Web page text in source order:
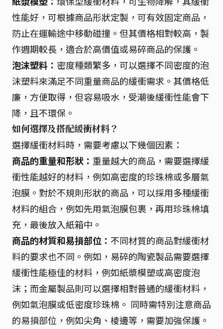
性能好，可根據商品形狀定製，可有效固定商品，
防止在運輸途中移動碰撞。但其價格相對較高，製
作週期較長，適合於高價值或易碎商品的保護。
泡沫塑料： 密度種類繁多，可以選擇不同密度的泡
沫塑料來滿足不同重量商品的緩衝需求。其價格低
廉，方便取得，但容易吸水，受潮後緩衝性能會下
降，且不環保。
如何選擇及搭配緩衝材料？
選擇緩衝材料時，需要考慮以下幾個因素：
商品的重量和形狀： 重量越大的商品，需要選擇緩
衝性能越好的材料，例如高密度的珍珠棉或多層氣
泡膜。對於不規則形狀的商品，可以採用多種緩衝
材料的組合，例如先用氣泡膜包裹，再用珍珠棉填
充，最後放入紙箱中。
商品的材質和易損部位： 不同材質的商品對緩衝材
料的要求也不同。例如，易碎的陶瓷製品需要選擇
緩衝性能極佳的材料，例如紙漿模塑或高密度泡
沫；而金屬製品則可以選擇相對普通的緩衝材料，
例如氣泡膜或低密度珍珠棉。 同時需特別注意商品
的易損部位，例如尖角、棱邊等，需要加強保護。